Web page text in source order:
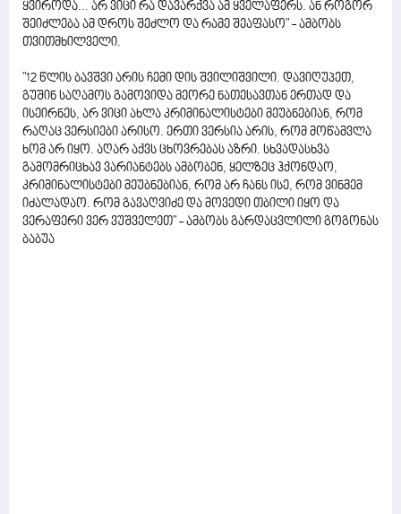
ყვიროდა... არ ვიცი რა დავარქვა ამ ყველაფერს. ან როგორ
შეიძლება ამ დროს შეძლო და რამე შეაფასო" - ამბობს
თვითმხილველი.
"12 წლის ბავშვი არის ჩემი დის შვილიშვილი. დავიღუპეთ,
გუშინ საღამოს გამოვიდა მეორე ნათესავთან ერთად და
ისეირნეს, არ ვიცი ახლა კრიმინალისტები მეუბნებიან, რომ
რაღაც ვერსიები არისო. ერთი ვერსია არის, რომ მოწამვლა
ხომ არ იყო. აღარ აქვს ცხოვრებას აზრი. სხვადასხვა
გამომრიცხავ ვარიანტებს ამბობენ, ყელზეც ჰქონდაო,
კრიმინალისტები მეუბნებიან, რომ არ ჩანს ისე, რომ ვინმემ
იძალადაო. რომ გავაღვიძე და მოვედი თბილი იყო და
ვერაფერი ვერ ვუშველეთ" - ამბობს გარდაცვლილი გოგონას
ბაბუა